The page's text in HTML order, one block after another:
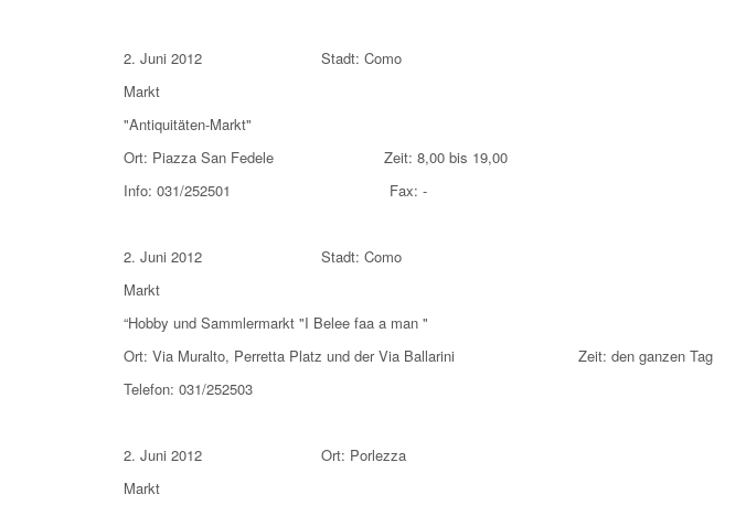
2. Juni 2012 Stadt: Como
Markt
"Antiquitäten-Markt"
Ort: Piazza San Fedele Zeit: 8,00 bis 19,00
Info: 031/252501 Fax: -
2. Juni 2012 Stadt: Como
Markt
“Hobby und Sammlermarkt "I Belee faa a man "
Ort: Via Muralto, Perretta Platz und der Via Ballarini Zeit: den ganzen Tag
Telefon: 031/252503
2. Juni 2012 Ort: Porlezza
Markt